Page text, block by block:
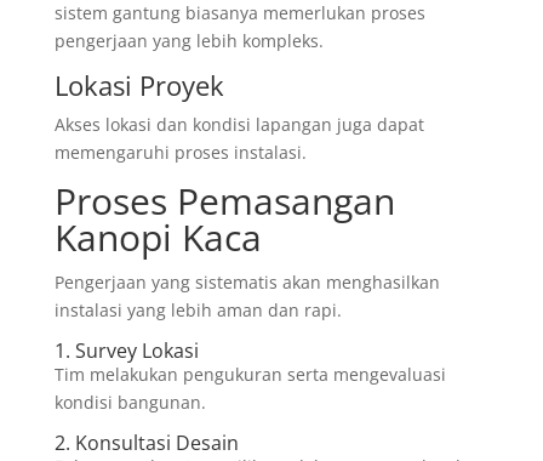
sistem gantung biasanya memerlukan proses
pengerjaan yang lebih kompleks.
Lokasi Proyek
Akses lokasi dan kondisi lapangan juga dapat
memengaruhi proses instalasi.
Proses Pemasangan
Kanopi Kaca
Pengerjaan yang sistematis akan menghasilkan
instalasi yang lebih aman dan rapi.
1. Survey Lokasi
Tim melakukan pengukuran serta mengevaluasi
kondisi bangunan.
2. Konsultasi Desain